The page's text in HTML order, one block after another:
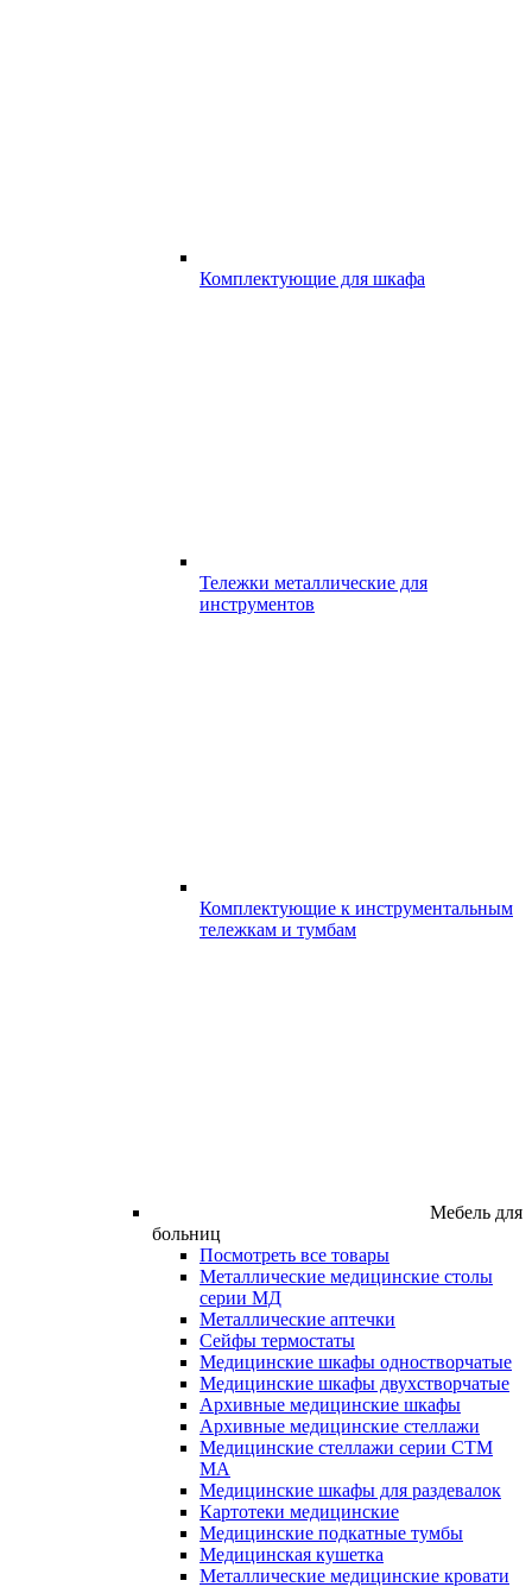
Комплектующие для шкафа
Тележки металлические для
инструментов
Комплектующие к инструментальным
тележкам и тумбам
Мебель для
больниц
Посмотреть все товары
Металлические медицинские столы
серии МД
Металлические аптечки
Сейфы термостаты
Медицинские шкафы одностворчатые
Медицинские шкафы двухстворчатые
Архивные медицинские шкафы
Архивные медицинские стеллажи
Медицинские стеллажи серии СТМ
МА
Медицинские шкафы для раздевалок
Картотеки медицинские
Медицинские подкатные тумбы
Медицинская кушетка
Металлические медицинские кровати